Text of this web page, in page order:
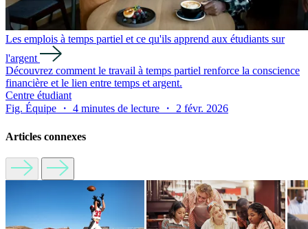
Les emplois à temps partiel et ce qu'ils apprend aux étudiants sur
l'argent
Découvrez comment le travail à temps partiel renforce la conscience
financière et le lien entre temps et argent.
Centre étudiant
Fig. Équipe ・ 4 minutes de lecture ・ 2 févr. 2026
Articles connexes